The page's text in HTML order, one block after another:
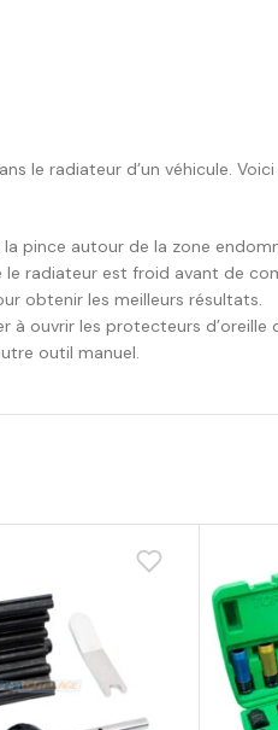
le radiateur d’un véhicule.
pince autour de la zone
radiateur est froid avant de
obtenir les meilleurs résultats.
ouvrir les protecteurs d’oreille
outil manuel.